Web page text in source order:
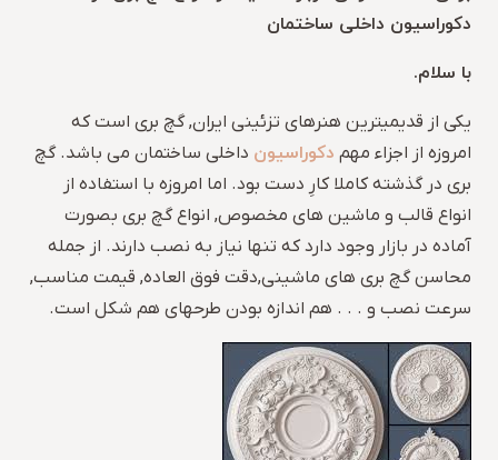
دکوراسیون داخلی ساختمان
با سلام.
یکی از قدیمیترین هنرهای تزئینی ایران, گچ بری است که
امروزه از اجزاء مهم دکوراسیون داخلی ساختمان می باشد. گچ
بری در گذشته کاملا کارِ دست بود. اما امروزه با استفاده از
انواع قالب و ماشین های مخصوص, انواع گچ بری بصورت
آماده در بازار وجود دارد که تنها نیاز به نصب دارند. از جمله
محاسن گچ بری های ماشینی,دقت فوق العاده, قیمت مناسب,
سرعت نصب و . . . هم اندازه بودن طرحهای هم شکل است.